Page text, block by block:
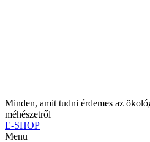
Minden, amit tudni érdemes az
méhészetről
E-SHOP
Menu